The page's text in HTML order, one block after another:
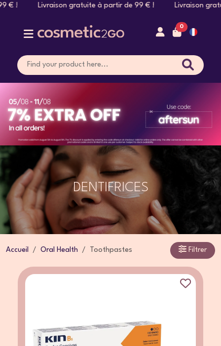
gratuite à partir de 99 € ! Livraison gratuite
0
DENTIFRICES
Accueil Oral Health Toothpastes Filtrer